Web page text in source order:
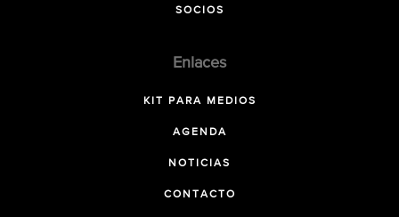
SOCIOS
Enlaces
KIT PARA MEDIOS
AGENDA
NOTICIAS
CONTACTO